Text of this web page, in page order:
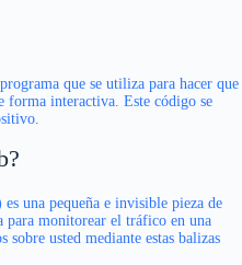
que se utiliza para hacer que
forma interactiva. Este código se
una pequeña e invisible pieza de
para monitorear el tráfico en una
sobre usted mediante estas balizas